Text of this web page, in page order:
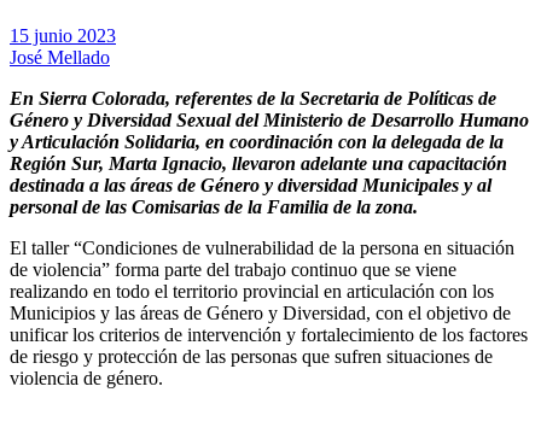
15 junio 2023
José Mellado
En Sierra Colorada, referentes de la Secretaria de Políticas de
Género y Diversidad Sexual del Ministerio de Desarrollo Humano
y Articulación Solidaria, en coordinación con la delegada de la
Región Sur, Marta Ignacio, llevaron adelante una capacitación
destinada a las áreas de Género y diversidad Municipales y al
personal de las Comisarias de la Familia de la zona.
El taller “Condiciones de vulnerabilidad de la persona en situación
de violencia” forma parte del trabajo continuo que se viene
realizando en todo el territorio provincial en articulación con los
Municipios y las áreas de Género y Diversidad, con el objetivo de
unificar los criterios de intervención y fortalecimiento de los factores
de riesgo y protección de las personas que sufren situaciones de
violencia de género.